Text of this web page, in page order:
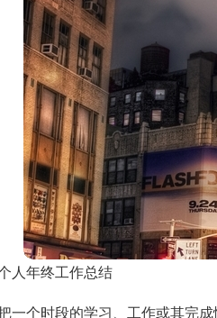
人年终工作总结
一个时段的学习、工作或其完